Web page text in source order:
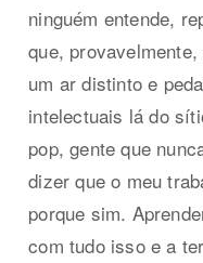
ninguém entende,
que,
um ar distinto e
intelectuais lá do
pop, gente que
dizer que o meu
porque sim.
com tudo isso e a